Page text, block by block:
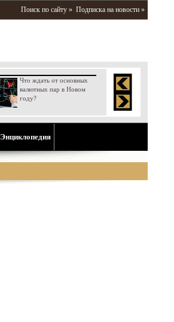
Поиск по сайту » Подписка на новости »
Что ждать от основных
валютных пар в Новом
году?
Энциклопедия